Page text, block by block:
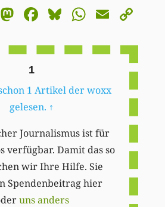
Mastodon
Facebook
BlueskyEmail
1
1 Artikel der woxx
gelesen. ↑
Journalismus ist für
verfügbar. Damit das so
wir Ihre Hilfe. Sie
Spendenbeitrag hier
uns anders